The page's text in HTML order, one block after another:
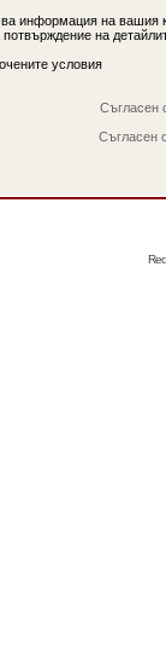
информация на вашия
на
условия
Съгласен
Съгласен